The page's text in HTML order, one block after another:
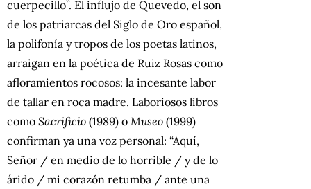
cuerpecillo”. El influjo de Quevedo, el son
de los patriarcas del Siglo de Oro español,
la polifonía y tropos de los poetas latinos,
arraigan en la poética de Ruiz Rosas como
afloramientos rocosos: la incesante labor
de tallar en roca madre. Laboriosos libros
como Sacrificio (1989) o Museo (1999)
confirman ya una voz personal: “Aquí,
Señor / en medio de lo horrible / y de lo
árido / mi corazón retumba / ante una